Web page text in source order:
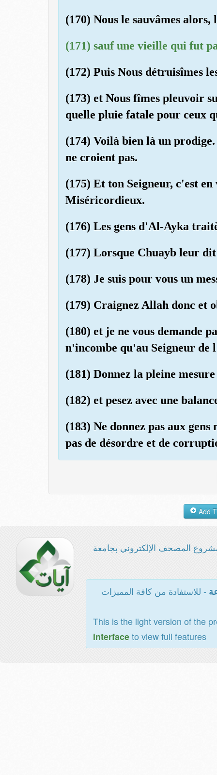
(170) Nous le sauvâmes
(171) sauf une vieille qui fut
(172) Puis Nous détruisîmes
(173) et Nous fîmes pleuvoir
quelle pluie fatale pour ceux
(174) Voilà bien là un
ne croient pas.
(175) Et ton Seigneur, c'est
Miséricordieux.
(176) Les gens d'Al-Ayka
(177) Lorsque Chuayb leur
(178) Je suis pour vous un
(179) Craignez Allah donc et
(180) et je ne vous demande
n'incombe qu'au Seigneur de
(181) Donnez la pleine
(182) et pesez avec une
(183) Ne donnez pas aux
pas de désordre et de
المصحف الإلكتروني بجامعة
- للاستفادة من كافة المميزات
This is the light version of the
interfaceto view full features